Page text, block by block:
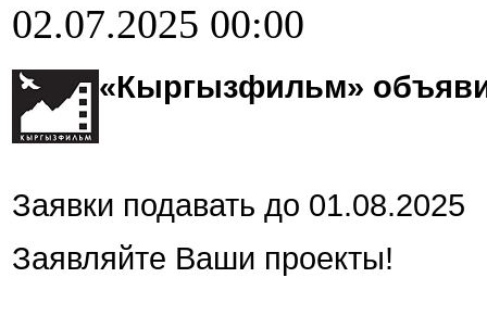
02.07.2025 00:00
«Кыргызфильм»
Заявки подавать до 01.08.2025
Заявляйте Ваши проекты!